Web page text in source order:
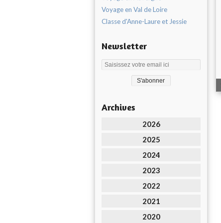
Voyage en Val de Loire
Classe d'Anne-Laure et Jessie
Newsletter
Archives
2026
2025
2024
2023
2022
2021
2020